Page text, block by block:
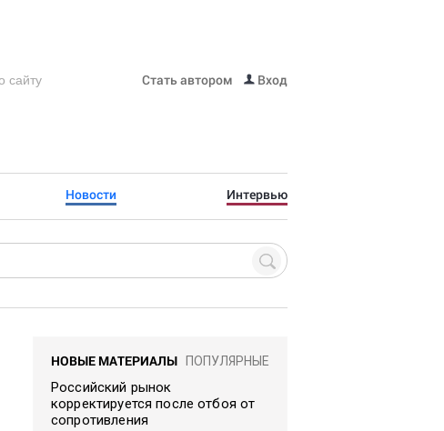
Стать автором Вход
Новости Интервью
НОВЫЕ МАТЕРИАЛЫ ПОПУЛЯРНЫЕ
Российский рынок
корректируется после отбоя от
сопротивления